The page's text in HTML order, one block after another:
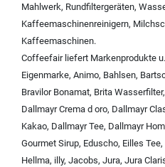
Mahlwerk, Rundfiltergeräten,
Kaffeemaschinenreinigern,
Kaffeemaschinen.
Coffeefair liefert Markenprodukte
Eigenmarke, Animo, Bahlsen,
Bravilor Bonamat, Brita Wasserfilter,
Dallmayr Crema d oro, Dallmayr
Kakao, Dallmayr Tee, Dallmayr
Gourmet Sirup, Eduscho, Eilles Tee,
Hellma, illy, Jacobs, Jura, Jura